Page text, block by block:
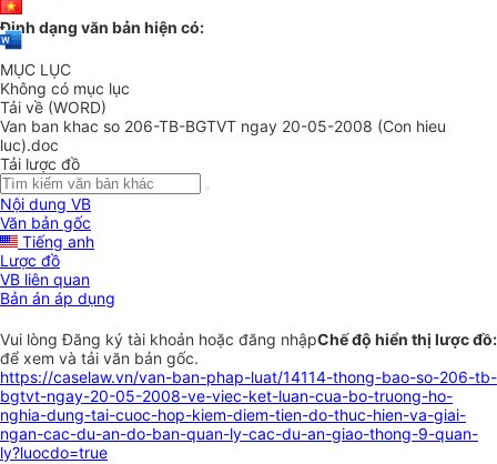
Định dạng văn bản hiện có:
MỤC LỤC
Không có mục lục
Tải về (WORD)
Van ban khac so 206-TB-BGTVT ngay 20-05-2008 (Con hieu
luc).doc
Tải lược đồ
Nội dung VB
Văn bản gốc
Tiếng anh
Lược đồ
VB liên quan
Bản án áp dụng
Chế độ hiển thị lược đồ:
Vui lòngĐăng ký tài khoản hoặc đăng nhập
để xem và tải văn bản gốc.
https://caselaw.vn/van-ban-phap-luat/14114-thong-bao-so-206-tb-
bgtvt-ngay-20-05-2008-ve-viec-ket-luan-cua-bo-truong-ho-
nghia-dung-tai-cuoc-hop-kiem-diem-tien-do-thuc-hien-va-giai-
ngan-cac-du-an-do-ban-quan-ly-cac-du-an-giao-thong-9-quan-
ly?luocdo=true